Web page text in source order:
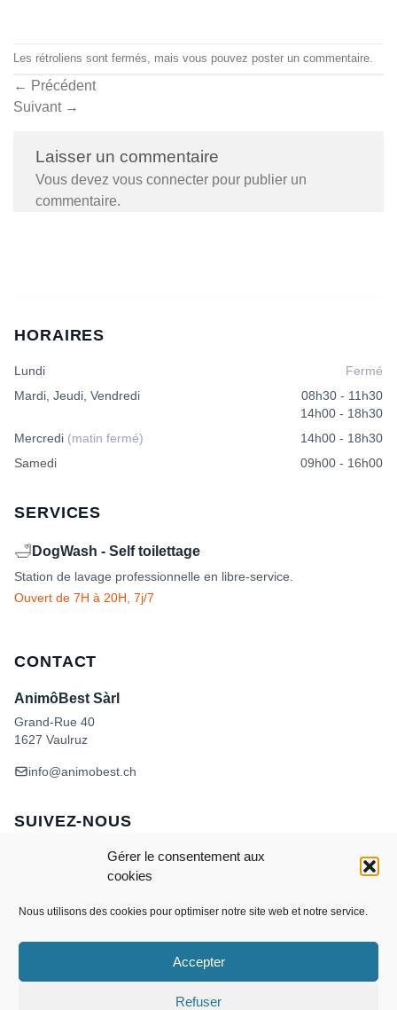
Gérer le consentement aux
cookies
Nous utilisons des cookies pour optimiser notre site web et notre service.
Accepter
Refuser
Les rétroliens sont fermés, mais vous pouvez poster un commentaire.
← Précédent
Suivant →
Laisser un commentaire
Vous devez vous connecter pour publier un
commentaire.
HORAIRES
Lundi
Fermé
Mardi, Jeudi, Vendredi
08h30 - 11h30
14h00 - 18h30
Mercredi (matin fermé)
14h00 - 18h30
Samedi
09h00 - 16h00
SERVICES
🛁 DogWash - Self toilettage
Station de lavage professionnelle en libre-service.
Ouvert de 7H à 20H, 7j/7
CONTACT
AnimôBest Sàrl
Grand-Rue 40
1627 Vaulruz
info@animobest.ch
SUIVEZ-NOUS
MasterCardCredit
POLITIQUE DE COOKIES